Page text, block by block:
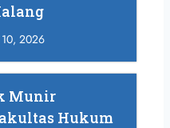
2026
Munir
Hukum